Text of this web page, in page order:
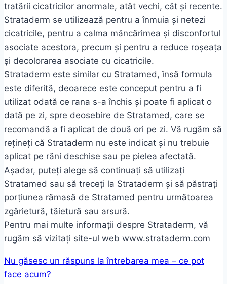
tratării cicatricilor anormale, atât vechi, cât și recente.
Strataderm se utilizează pentru a înmuia și netezi
cicatricile, pentru a calma mâncărimea și disconfortul
asociate acestora, precum și pentru a reduce roșeața
și decolorarea asociate cu cicatricile.
Strataderm este similar cu Stratamed, însă formula
este diferită, deoarece este conceput pentru a fi
utilizat odată ce rana s-a închis și poate fi aplicat o
dată pe zi, spre deosebire de Stratamed, care se
recomandă a fi aplicat de două ori pe zi. Vă rugăm să
rețineți că Strataderm nu este indicat și nu trebuie
aplicat pe răni deschise sau pe pielea afectată.
Așadar, puteți alege să continuați să utilizați
Stratamed sau să treceți la Strataderm și să păstrați
porțiunea rămasă de Stratamed pentru următoarea
zgârietură, tăietură sau arsură.
Pentru mai multe informații despre Strataderm, vă
rugăm să vizitați site-ul web www.strataderm.com
Nu găsesc un răspuns la întrebarea mea – ce pot
face acum?